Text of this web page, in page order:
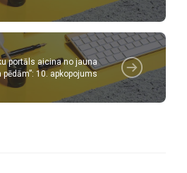
portāls aicina no jauna
10. apkopojums